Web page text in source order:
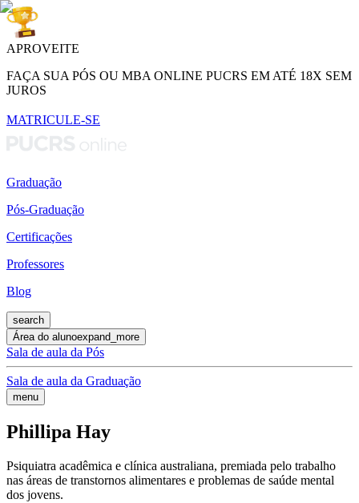
APROVEITE
FAÇA SUA PÓS OU MBA ONLINE PUCRS EM ATÉ 18X SEM
JUROS
MATRICULE-SE
Graduação
Pós-Graduação
Certificações
Professores
Blog
search
Área do alunoexpand_more
Sala de aula da Pós
Sala de aula da Graduação
menu
Phillipa Hay
Psiquiatra acadêmica e clínica australiana, premiada pelo trabalho
nas áreas de transtornos alimentares e problemas de saúde mental
dos jovens.